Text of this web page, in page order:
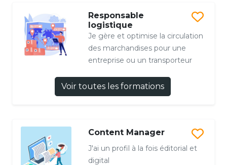
Responsable
logistique
Je gère et optimise la circulation
des marchandises pour une
entreprise ou un transporteur
Voir toutes les formations
Content Manager
J'ai un profil à la fois éditorial et
digital